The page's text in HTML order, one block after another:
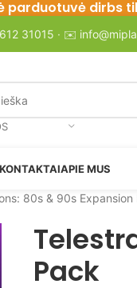
parduotuvė dirbs
31015 · ✉️
KONTAKTAIAPIE MUS
80s & 90s Expansion
Pack